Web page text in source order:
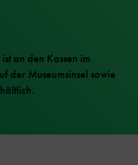
an den Kassen im
der Museumsinsel sowie